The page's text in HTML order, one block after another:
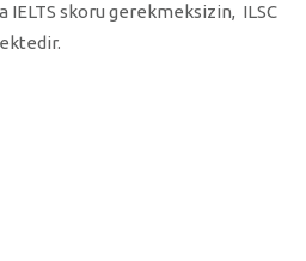
skoru gerekmeksizin, ILSC